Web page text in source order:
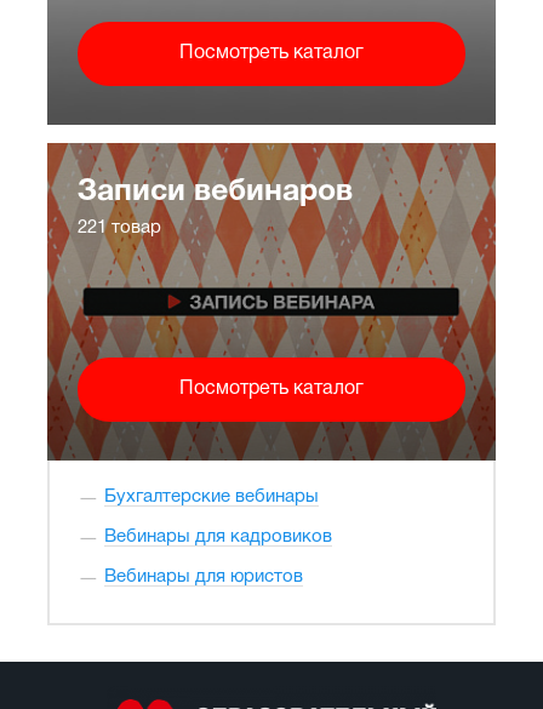
Посмотреть каталог
Записи вебинаров
221 товар
Посмотреть каталог
Бухгалтерские вебинары
Вебинары для кадровиков
Вебинары для юристов